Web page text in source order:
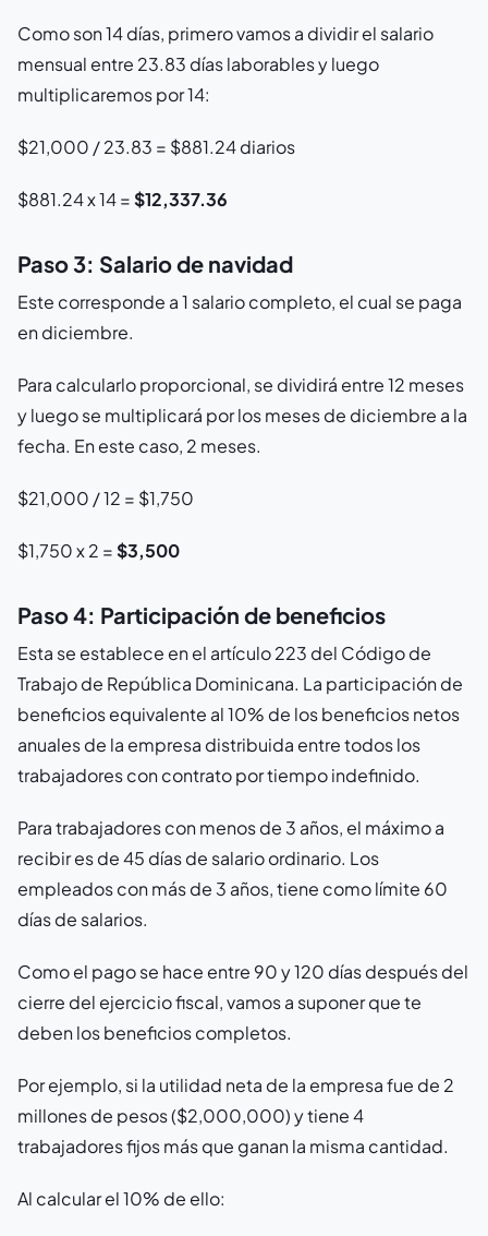
Como son 14 días, primero vamos a dividir el salario
mensual entre 23.83 días laborables y luego
multiplicaremos por 14:
$21,000 / 23.83 = $881.24 diarios
$881.24 x 14 =$12,337.36
Paso 3: Salario de navidad
Este corresponde a 1 salario completo, el cual se paga
en diciembre.
Para calcularlo proporcional, se dividirá entre 12 meses
y luego se multiplicará por los meses de diciembre a la
fecha. En este caso, 2 meses.
$21,000 / 12 = $1,750
$1,750 x 2 =$3,500
Paso 4: Participación de beneficios
Esta se establece en el artículo 223 del Código de
Trabajo de República Dominicana. La participación de
beneficios equivalente al 10% de los beneficios netos
anuales de la empresa distribuida entre todos los
trabajadores con contrato por tiempo indefinido.
Para trabajadores con menos de 3 años, el máximo a
recibir es de 45 días de salario ordinario. Los
empleados con más de 3 años, tiene como límite 60
días de salarios.
Como el pago se hace entre 90 y 120 días después del
cierre del ejercicio fiscal, vamos a suponer que te
deben los beneficios completos.
Por ejemplo, si la utilidad neta de la empresa fue de 2
millones de pesos ($2,000,000) y tiene 4
trabajadores fijos más que ganan la misma cantidad.
Al calcular el 10% de ello: